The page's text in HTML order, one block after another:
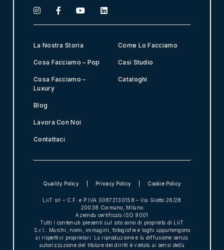
La Nostra Storia
Cosa Facciamo – Pop
Cosa Facciamo –
Luxury
Come Lo Facciamo
Casi Studio
Cataloghi
Blog
Lavora Con Noi
Contattaci
P
R
A
r
e
e
n
*
LiiT srl – C.F. e P.IVA 00872130158 – Via Giotto 26/28
20038 Cormano, Milano
Azienda certificata
ISO 9001
Tutti i contenuti presenti sul sito sono di proprietà di LiiT
S.r.l.. Marchi, nomi, immagini, fotografie e loghi appartengono
ai rispettivi proprietari. La riproduzione e la diffusione senza
autorizzazione del titolare dei diritti è vietata ai sensi della
Quality Policy Privacy Policy Cookie Policy